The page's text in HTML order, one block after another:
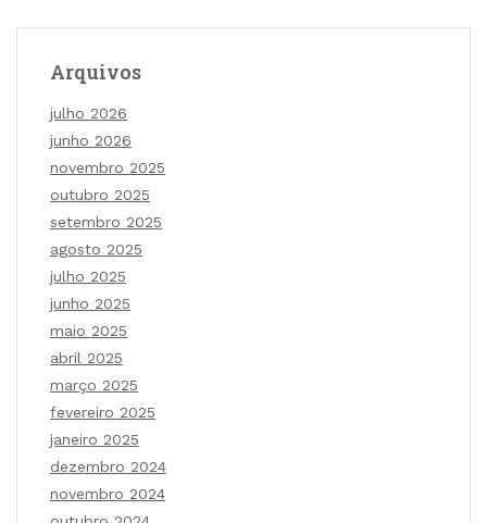
Arquivos
julho 2026
junho 2026
novembro 2025
outubro 2025
setembro 2025
agosto 2025
julho 2025
junho 2025
maio 2025
abril 2025
março 2025
fevereiro 2025
janeiro 2025
dezembro 2024
novembro 2024